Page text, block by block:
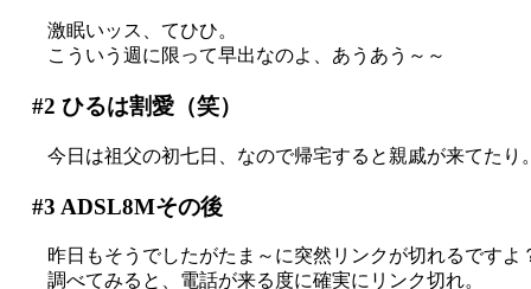
激眠いッス、てひひ。
こういう週に限って早出なのよ、あうあう～～
#2 ひるは割愛（笑）
今日は祖父の初七日、なので帰宅すると親戚が来てたり。
#3 ADSL8Mその後
昨日もそうでしたがたま～に突然リンクが切れるですよ
調べてみると、電話が来る度に確実にリンク切れ。